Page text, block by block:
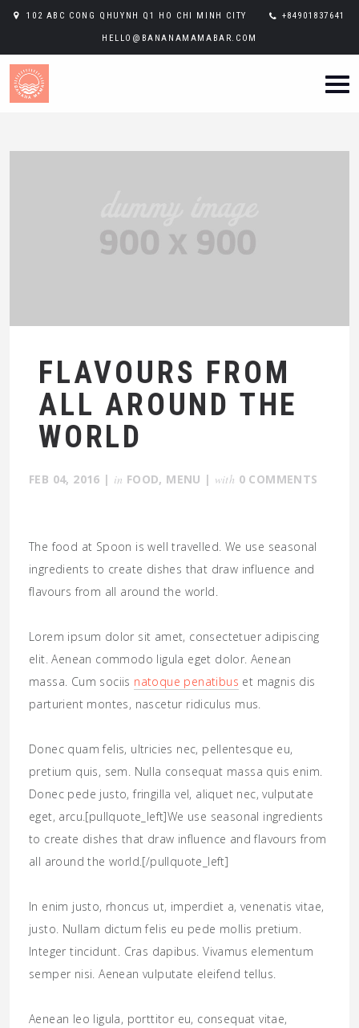
102 ABC CONG QHUYNH Q1 HO CHI MINH CITY +84901837641
HELLO@BANANAMAMABAR.COM
FLAVOURS FROM
ALL AROUND THE
WORLD
FEB 04, 2016 | in FOOD, MENU | with 0 COMMENTS
The food at Spoon is well travelled. We use seasonal
ingredients to create dishes that draw influence and
flavours from all around the world.
Lorem ipsum dolor sit amet, consectetuer adipiscing
elit. Aenean commodo ligula eget dolor. Aenean
massa. Cum sociis natoque penatibus et magnis dis
parturient montes, nascetur ridiculus mus.
Donec quam felis, ultricies nec, pellentesque eu,
pretium quis, sem. Nulla consequat massa quis enim.
Donec pede justo, fringilla vel, aliquet nec, vulputate
eget, arcu.[pullquote_left]We use seasonal ingredients
to create dishes that draw influence and flavours from
all around the world.[/pullquote_left]
In enim justo, rhoncus ut, imperdiet a, venenatis vitae,
justo. Nullam dictum felis eu pede mollis pretium.
Integer tincidunt. Cras dapibus. Vivamus elementum
semper nisi. Aenean vulputate eleifend tellus.
Aenean leo ligula, porttitor eu, consequat vitae,